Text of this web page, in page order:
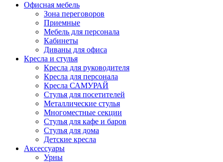
Офисная мебель
Зона переговоров
Приемные
Мебель для персонала
Кабинеты
Диваны для офиса
Кресла и стулья
Кресла для руководителя
Кресла для персонала
Кресла САМУРАЙ
Стулья для посетителей
Металлические стулья
Многоместные секции
Стулья для кафе и баров
Стулья для дома
Детские кресла
Аксессуары
Урны